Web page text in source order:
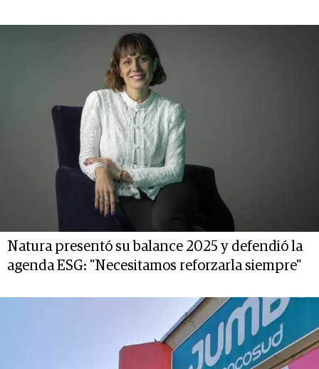
Natura presentó su balance 2025 y defendió la
agenda ESG: "Necesitamos reforzarla siempre"